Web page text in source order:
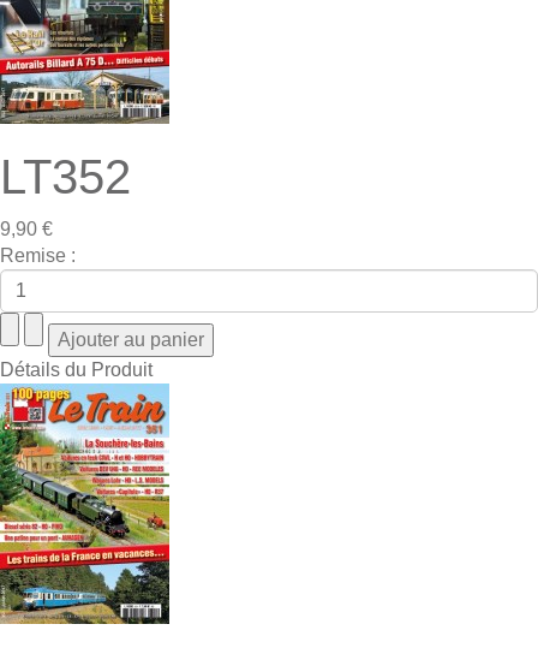
LT352
9,90 €
Remise :
Détails du Produit